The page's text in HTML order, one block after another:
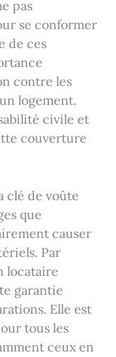
pas
se conformer
de ces
contre les
logement.
civile et
couverture
clé de voûte
que
causer
Par
locataire
garantie
Elle est
tous les
ceux en